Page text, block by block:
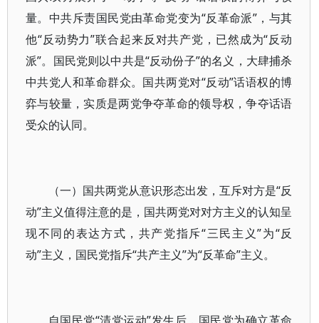
量。中共斥责国民党由革命党变为“反革命派”，与其
他“反动势力”联合起来反对共产党，已然成为“反动
派”。国民党则以中共是“反动份子”的名义，大肆捕杀
中共党人和革命群众。国共两党对“反动”话语权的博
弈与较量，实质是两党争夺革命的领导权，争夺话语
受众的认同。
（一）国共两党从意识形态出发，互斥对方是“反
动”主义值得注意的是，国共两党对对方主义的认知呈
现不同的表达方式，共产党指斥“三民主义”为“反
动”主义，国民党指斥“共产主义”为“反革命”主义。